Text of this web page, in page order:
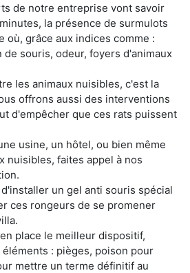
de notre entreprise vont savoir
la présence de surmulots
où, grâce aux indices comme :
souris, odeur, foyers d'animaux
les animaux nuisibles, c'est la
offrons aussi des interventions
d'empêcher que ces rats puissent
usine, un hôtel, ou bien même
nuisibles, faites appel à nos
un gel anti souris spécial
ces rongeurs de se promener
place le meilleur dispositif,
: pièges, poison pour
mettre un terme définitif au